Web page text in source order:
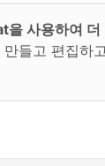
사용하여 더
들고 편집하